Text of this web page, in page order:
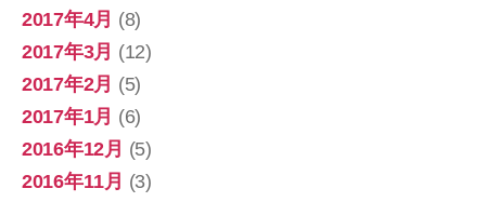
2017年4月 (8)
2017年3月 (12)
2017年2月 (5)
2017年1月 (6)
2016年12月 (5)
2016年11月 (3)